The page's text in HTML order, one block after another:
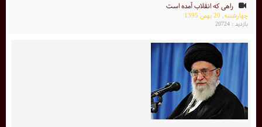
راهی که انقلاب آمده است
چهارشنبه, 20 بهمن 1395
بازدید : 20724